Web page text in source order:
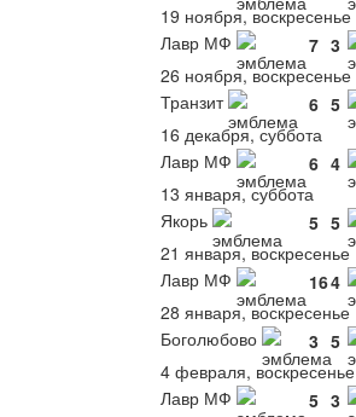
19 ноября, воскресенье
Лавр МФ
7 3
26 ноября, воскресенье
Транзит
6 5
16 декабря, суббота
Лавр МФ
6 4
13 января, суббота
Якорь
5 5
21 января, воскресенье
Лавр МФ
164
28 января, воскресенье
Боголюбово
3 5
4 февраля, воскресенье
Лавр МФ
5 3